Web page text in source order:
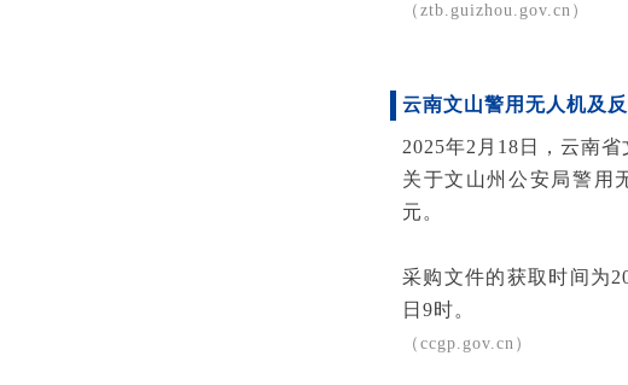
（ztb.guizhou.gov.cn）
云南文山警用无人机及
2025年2月18日，云南
关于文山州公安局警用
元。
采购文件的获取时间为
日9时。
（ccgp.gov.cn）